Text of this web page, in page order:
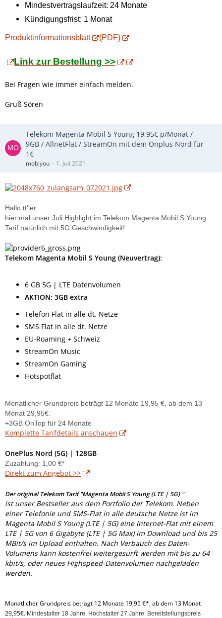
Mindestvertragslaufzeit: 24 Monate
Kündigungsfrist: 1 Monat
Produktinformationsblatt (PDF)
Link zur Bestellung >>
Bei Fragen wie immer einfach melden.
Gruß Sören
Telekom Magenta Mobil S Young 19,95€ p/Monat /
9GB / AllnetFlat / StreamOn mit dem Onplus Nord für
1€
mobiyou 1. Juli 2021
Hallo tt'ler,
hier mal unser Juli Highlight im Telekom Magenta Mobil S Young
Tarif natürlich mit 5G Geschwindigkeit!
Telekom Magenta Mobil S Young (Neuvertrag):
6 GB 5G | LTE Datenvolumen
AKTION: 3GB extra
Telefon Flat in alle dt. Netze
SMS Flat in alle dt. Netze
EU-Roaming + Schweiz
StreamOn Music
StreamOn Gaming
Hotspotflat
Monatlicher Grundpreis beträgt 12 Monate 19,95 €, ab dem 13
Monat 29,95€.
+3GB OnTop für 24 Monate
Komplette Tarifdetails anschauen
OnePlus Nord (5G) | 128GB
Zuzahlung: 1,00 €*
Direkt zum Angebot >>
Der original Telekom Tarif "Magenta Mobil S Young (LTE | 5G) "
ist unser Bestseller aus dem Portfolio der Telekom. Neben
einer Telefonie und SMS-Flat in alle deutsche Netze ist im
Magenta Mobil S Young (LTE | 5G) eine Internet-Flat mit einem
LTE | 5G von 6 Gigabyte (LTE | 5G Max) im Download und bis 25
MBit/s im Upload enthalten. Nach Verbauch des Daten-
Volumens kann kostenfrei weitergesurft werden mit bis zu 64
kbit/s, oder neues Highspeed-Datenvolumen nachgeladen
werden.
Monatlicher Grundpreis beträgt 12 Monate 19,95 €*, ab dem 13 Monat
29,95€. Mindestalter 18 Jahre, Höchstalter 27 Jahre. Bereitstellungspreis